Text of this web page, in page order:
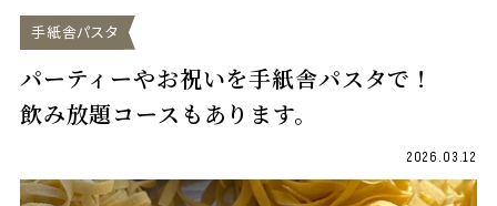
手紙舎パスタ
パーティーやお祝いを手紙舎パスタで！
飲み放題コースもあります。
2026.03.12